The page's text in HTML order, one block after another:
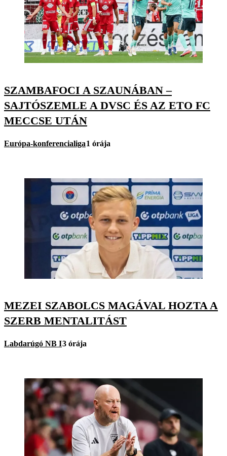
SZAMBAFOCI A SZAUNÁBAN –
SAJTÓSZEMLE A DVSC ÉS AZ ETO FC
MECCSE UTÁN
Európa-konferencialiga1 órája
MEZEI SZABOLCS MAGÁVAL HOZTA A
SZERB MENTALITÁST
Labdarúgó NB I3 órája